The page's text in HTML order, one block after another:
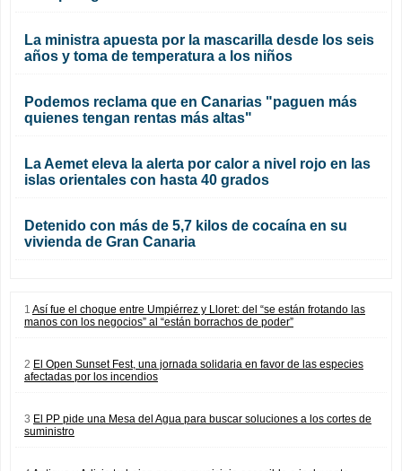
La ministra apuesta por la mascarilla desde los seis
años y toma de temperatura a los niños
Podemos reclama que en Canarias "paguen más
quienes tengan rentas más altas"
La Aemet eleva la alerta por calor a nivel rojo en las
islas orientales con hasta 40 grados
Detenido con más de 5,7 kilos de cocaína en su
vivienda de Gran Canaria
1 Así fue el choque entre Umpiérrez y Lloret: del “se están frotando las
manos con los negocios” al “están borrachos de poder”
2 El Open Sunset Fest, una jornada solidaria en favor de las especies
afectadas por los incendios
3 El PP pide una Mesa del Agua para buscar soluciones a los cortes de
suministro